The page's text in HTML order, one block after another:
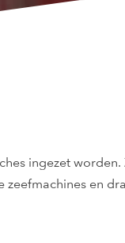
ingezet worden.
en